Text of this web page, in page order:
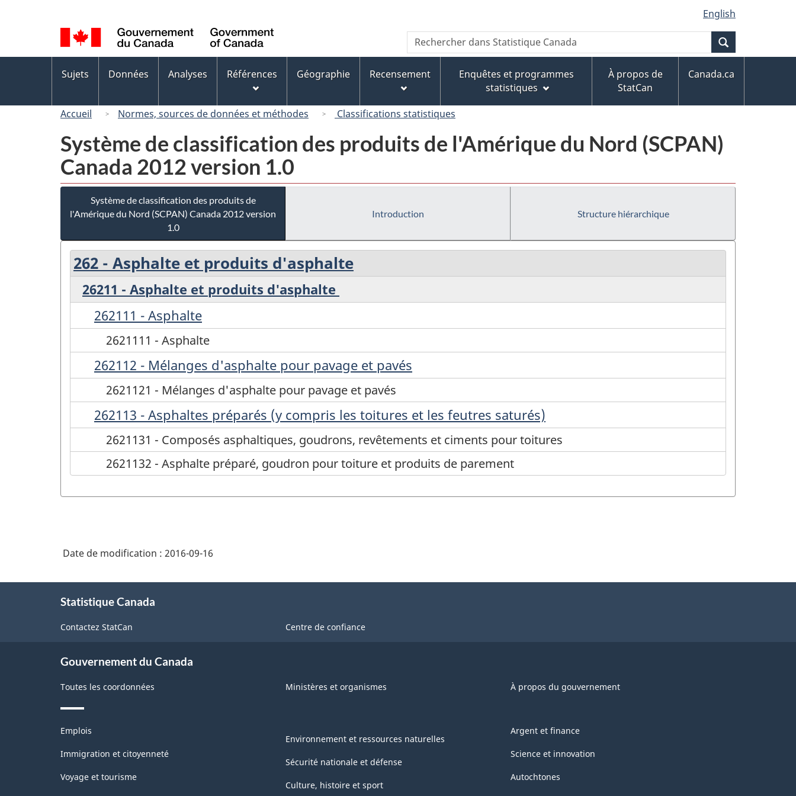
au
contenu
principal
« À
propos
de
ce
version
HTML
simplifiée
de
la
langue
English
Canada
Recherche
Rechercher
dans
Canada
des
Sujets Données Analyses Références Géographie Recensement
Enquêtes et programmes
statistiques
À propos de
StatCan
Canada.ca
Accueil Normes, sources de données et méthodes Classifications statistiques
Système de classification des produits de l'Amérique du Nord (SCPAN)
Canada 2012 version 1.0
Système de classification des produits de
l'Amérique du Nord (SCPAN) Canada 2012 version
1.0
Introduction Structure hiérarchique
262 - Asphalte et produits d'asphalte
26211 - Asphalte et produits d'asphalte
262111 - Asphalte
2621111 - Asphalte
262112 - Mélanges d'asphalte pour pavage et pavés
2621121 - Mélanges d'asphalte pour pavage et pavés
262113 - Asphaltes préparés (y compris les toitures et les feutres saturés)
2621131 - Composés asphaltiques, goudrons, revêtements et ciments pour toitures
2621132 - Asphalte préparé, goudron pour toiture et produits de parement
Date de modification : 2016-09-16
Statistique Canada
Contactez StatCan Centre de confiance
Gouvernement du Canada
Toutes les coordonnées Ministères et organismes À propos du gouvernement
Thèmes
sujets
Emplois
Immigration et citoyenneté
Voyage et tourisme
Environnement et ressources naturelles
Sécurité nationale et défense
Culture, histoire et sport
Argent et finance
Science et innovation
Autochtones